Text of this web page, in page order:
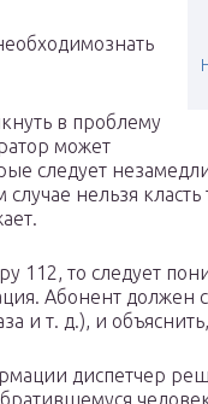
в проблему
может
следует
нельзя
112, то следует
Абонент должен
и т. д.), и
диспетчер